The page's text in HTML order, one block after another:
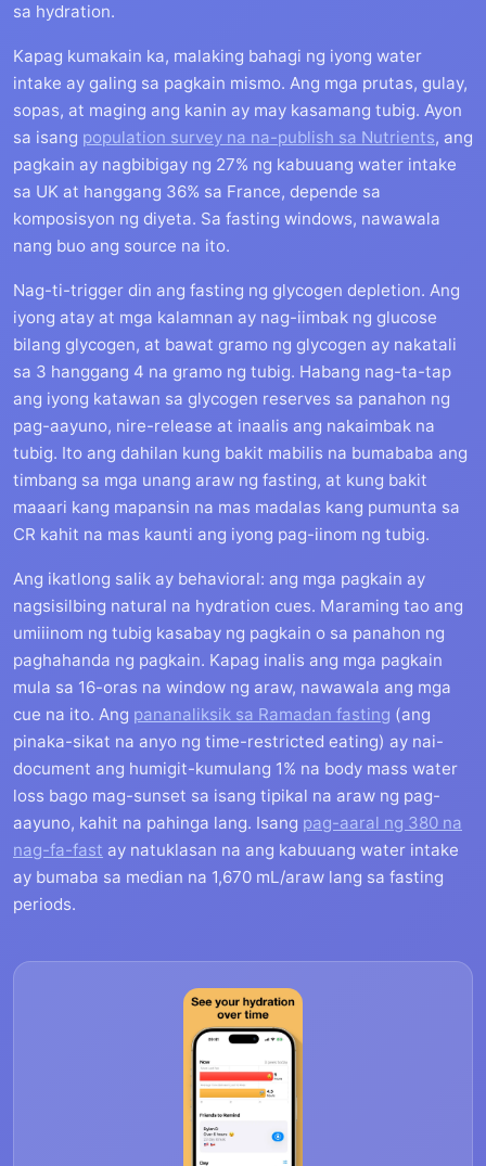
sa hydration.
Kapag kumakain ka, malaking bahagi ng iyong water
intake ay galing sa pagkain mismo. Ang mga prutas, gulay,
sopas, at maging ang kanin ay may kasamang tubig. Ayon
sa isang population survey na na-publish sa Nutrients, ang
pagkain ay nagbibigay ng 27% ng kabuuang water intake
sa UK at hanggang 36% sa France, depende sa
komposisyon ng diyeta. Sa fasting windows, nawawala
nang buo ang source na ito.
Nag-ti-trigger din ang fasting ng glycogen depletion. Ang
iyong atay at mga kalamnan ay nag-iimbak ng glucose
bilang glycogen, at bawat gramo ng glycogen ay nakatali
sa 3 hanggang 4 na gramo ng tubig. Habang nag-ta-tap
ang iyong katawan sa glycogen reserves sa panahon ng
pag-aayuno, nire-release at inaalis ang nakaimbak na
tubig. Ito ang dahilan kung bakit mabilis na bumababa ang
timbang sa mga unang araw ng fasting, at kung bakit
maaari kang mapansin na mas madalas kang pumunta sa
CR kahit na mas kaunti ang iyong pag-iinom ng tubig.
Ang ikatlong salik ay behavioral: ang mga pagkain ay
nagsisilbing natural na hydration cues. Maraming tao ang
umiiinom ng tubig kasabay ng pagkain o sa panahon ng
paghahanda ng pagkain. Kapag inalis ang mga pagkain
mula sa 16-oras na window ng araw, nawawala ang mga
cue na ito. Ang pananaliksik sa Ramadan fasting (ang
pinaka-sikat na anyo ng time-restricted eating) ay nai-
document ang humigit-kumulang 1% na body mass water
loss bago mag-sunset sa isang tipikal na araw ng pag-
aayuno, kahit na pahinga lang. Isang pag-aaral ng 380 na
nag-fa-fast ay natuklasan na ang kabuuang water intake
ay bumaba sa median na 1,670 mL/araw lang sa fasting
periods.